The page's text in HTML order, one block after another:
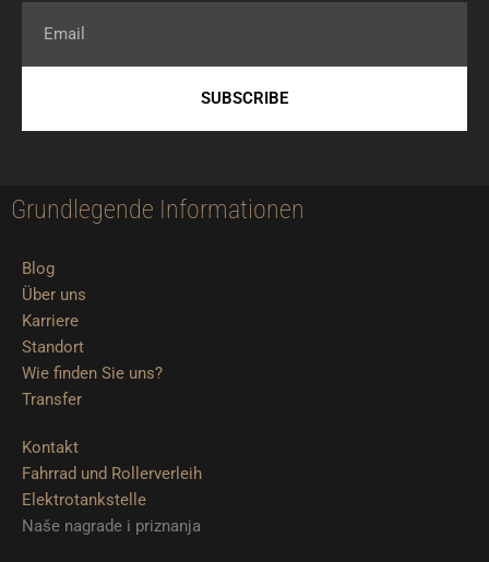
SUBSCRIBE
Grundlegende Informationen
Blog
Über uns
Karriere
Standort
Wie finden Sie uns?
Transfer
Kontakt
Fahrrad und Rollerverleih
Elektrotankstelle
Naše nagrade i priznanja